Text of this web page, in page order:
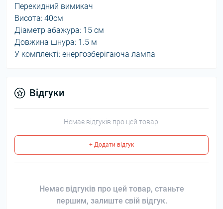
Перекидний вимикач
Висота: 40см
Діаметр абажура: 15 см
Довжина шнура: 1.5 м
У комплекті: енергозберігаюча лампа
Відгуки
Немає відгуків про цей товар.
+ Додати відгук
Немає відгуків про цей товар, станьте
першим, залиште свій відгук.